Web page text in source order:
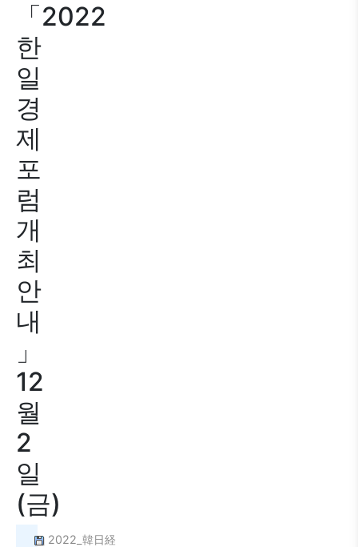
「2022
한
일
경
제
포
럼
개
최
안
내
」
12
월
2
일
(금)
2022_韓日経